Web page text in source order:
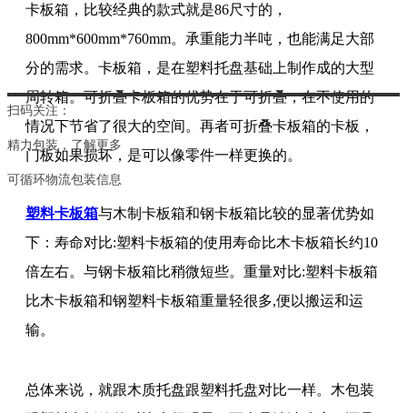
卡板箱，比较经典的款式就是86尺寸的，
800mm*600mm*760mm。承重能力半吨，也能满足大部
分的需求。卡板箱，是在塑料托盘基础上制作成的大型
周转箱。可折叠卡板箱的优势在于可折叠，在不使用的
情况下节省了很大的空间。再者可折叠卡板箱的卡板，
门板如果损坏，是可以像零件一样更换的。
塑料卡板箱与木制卡板箱和钢卡板箱比较的显著优势如
下：寿命对比:塑料卡板箱的使用寿命比木卡板箱长约10
倍左右。与钢卡板箱比稍微短些。重量对比:塑料卡板箱
比木卡板箱和钢塑料卡板箱重量轻很多,便以搬运和运
输。
总体来说，就跟木质托盘跟塑料托盘对比一样。木包装
扫码关注：
精力包装， 了解更多
可循环物流包装信息